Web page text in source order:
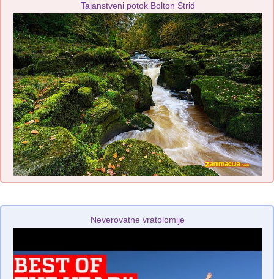
Tajanstveni potok Bolton Strid
Neverovatne vratolomije